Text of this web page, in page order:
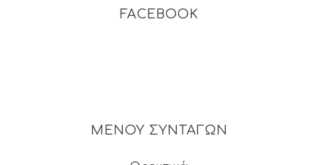
FACEBOOK
ΜΕΝΟΥ ΣΥΝΤΑΓΩΝ